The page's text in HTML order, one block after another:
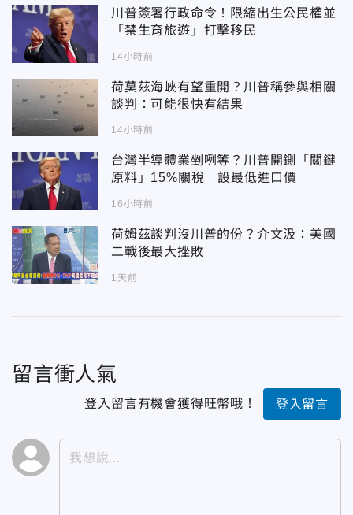
川普簽署行政命令！限縮出生公民權並
「禁生育旅遊」打擊移民
14小時前
荷莫茲海峽有望重開？川普稱參與相關
談判：可能很快有結果
14小時前
台灣半導體業剉咧等？川普開鍘「關鍵
原料」15%關稅 設最低進口價
16小時前
荷姆茲談判沒川普的份？介文汲：美國
二戰後最大挫敗
1天前
留言衝人氣
登入留言有機會獲得旺幣哦！ 登入留言